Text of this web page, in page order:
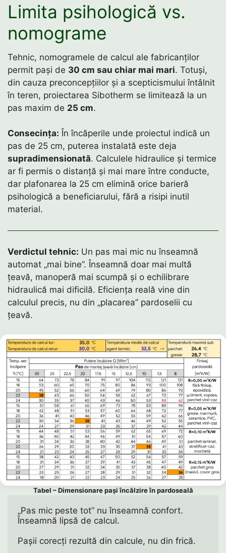
Limita psihologică vs.
nomograme
Tehnic, nomogramele de calcul ale fabricanților
permit pași de 30 cm sau chiar mai mari. Totuși,
din cauza preconcepțiilor și a scepticismului întâlnit
în teren, proiectarea Sibotherm se limitează la un
pas maxim de 25 cm.
Consecința: În încăperile unde proiectul indică un
pas de 25 cm, puterea instalată este deja
supradimensionată. Calculele hidraulice și termice
ar fi permis o distanță și mai mare între conducte,
dar plafonarea la 25 cm elimină orice barieră
psihologică a beneficiarului, fără a risipi inutil
material.
Verdictul tehnic: Un pas mai mic nu înseamnă
automat „mai bine”. Înseamnă doar mai multă
țeavă, manoperă mai scumpă și o echilibrare
hidraulică mai dificilă. Eficiența reală vine din
calculul precis, nu din „placarea” pardoselii cu
țeavă.
Tabel – Dimensionare pași încălzire în pardoseală
„Pas mic peste tot” nu înseamnă confort.
Înseamnă lipsă de calcul.
Pașii corecți rezultă din calcule, nu din frică.